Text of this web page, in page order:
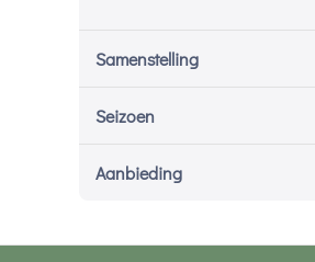
Samenstelling
Seizoen
Aanbieding